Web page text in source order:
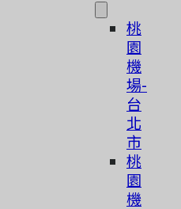
桃
園
機
場-
台
北
市
桃
園
機